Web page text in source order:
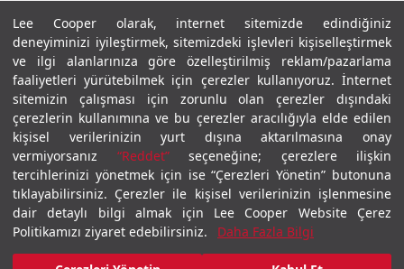
Lee Cooper olarak, internet sitemizde edindiğiniz
deneyiminizi iyileştirmek, sitemizdeki işlevleri kişiselleştirmek
ve ilgi alanlarınıza göre özelleştirilmiş reklam/pazarlama
faaliyetleri yürütebilmek için çerezler kullanıyoruz. İnternet
sitemizin çalışması için zorunlu olan çerezler dışındaki
çerezlerin kullanımına ve bu çerezler aracılığıyla elde edilen
kişisel verilerinizin yurt dışına aktarılmasına onay
vermiyorsanız “Reddet”seçeneğine; çerezlere ilişkin
tercihlerinizi yönetmek için ise “Çerezleri Yönetin” butonuna
tıklayabilirsiniz. Çerezler ile kişisel verilerinizin işlenmesine
dair detaylı bilgi almak için Lee Cooper Website Çerez
Politikamızı ziyaret edebilirsiniz.
Daha Fazla Bilgi
Gizlilik PolitikasıÇerez Politikası KVKK Aydınlatma MetniŞartlar ve Koşullar
© 2026 Leecooper - Tüm Hakları Saklıdır.